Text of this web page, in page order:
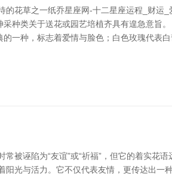
花草之一纸乔星座网-十二星座运程_财
种类关于送花或园艺培植齐具有遑急意旨
一种，标志着爱情与脸色；白色玫瑰代表
被诬陷为“友谊”或“祈福”，但它的着实花
光与活力。它不仅代表友情，更传达出